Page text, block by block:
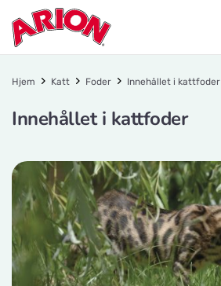
Hjem Katt Foder Innehållet i kattfoder
Innehållet i kattfoder